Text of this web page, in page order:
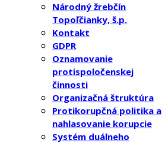
Národný žrebčín
Topoľčianky, š.p.
Kontakt
GDPR
Oznamovanie
protispoločenskej
činnosti
Organizačná štruktúra
Protikorupčná politika a
nahlasovanie korupcie
Systém duálneho